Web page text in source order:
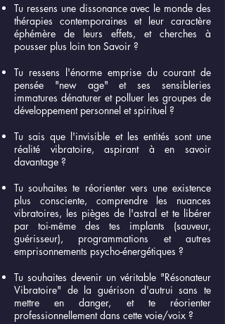
Tu ressens une dissonance avec le monde des
thérapies contemporaines et leur caractère
éphémère de leurs effets, et cherches à
pousser plus loin ton Savoir ?
Tu ressens l'énorme emprise du courant de
pensée "new age" et ses sensibleries
immatures dénaturer et polluer les groupes de
développement personnel et spirituel ?
Tu sais que l'invisible et les entités sont une
réalité vibratoire, aspirant à en savoir
davantage ?
Tu souhaites te réorienter vers une existence
plus consciente, comprendre les nuances
vibratoires, les pièges de l'astral et te libérer
par toi-même des tes implants (sauveur,
guérisseur), programmations et autres
emprisonnements psycho-énergétiques ?
Tu souhaites devenir un véritable "Résonateur
Vibratoire" de la guérison d'autrui sans te
mettre en danger, et te réorienter
professionnellement dans cette voie/voix ?